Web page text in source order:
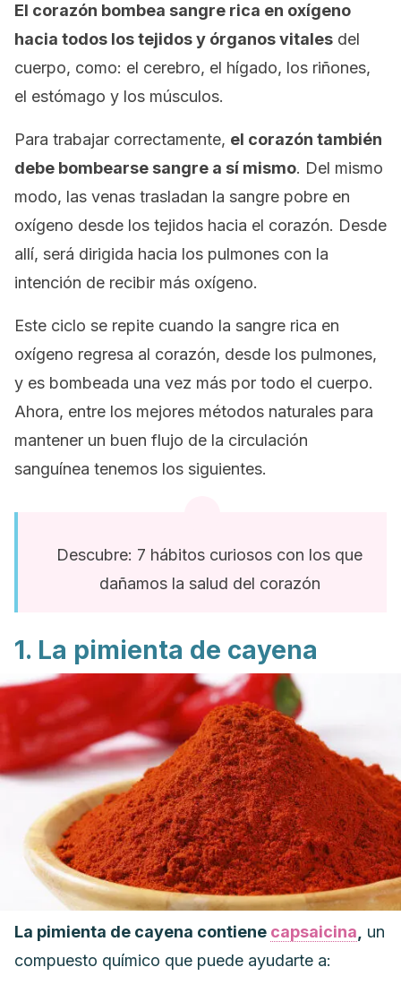
El corazón bombea sangre rica en oxígeno
hacia todos los tejidos y órganos vitales del
cuerpo, como: el cerebro, el hígado, los riñones,
el estómago y los músculos.
Para trabajar correctamente, el corazón también
debe bombearse sangre a sí mismo. Del mismo
modo, las venas trasladan la sangre pobre en
oxígeno desde los tejidos hacia el corazón. Desde
allí, será dirigida hacia los pulmones con la
intención de recibir más oxígeno.
Este ciclo se repite cuando la sangre rica en
oxígeno regresa al corazón, desde los pulmones,
y es bombeada una vez más por todo el cuerpo.
Ahora, entre los mejores métodos naturales para
mantener un buen flujo de la circulación
sanguínea tenemos los siguientes.
Descubre: 7 hábitos curiosos con los que
dañamos la salud del corazón
1. La pimienta de cayena
La pimienta de cayena contiene capsaicina
un
compuesto químico que puede ayudarte a: